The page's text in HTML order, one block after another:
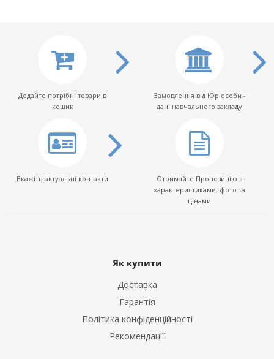
Додайте потрібні товари в
кошик
Замовлення від Юр.особи -
дані навчального закладу
Вкажіть актуальні контакти
Отримайте Пропозицію з
характеристиками, фото та
цінами
Як купити
Доставка
Гарантія
Політика конфіденційності
Рекомендації